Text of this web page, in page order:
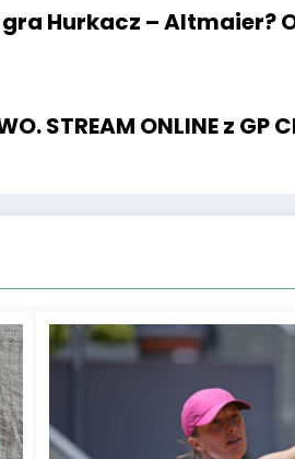
Hurkacz – Altmaier?
STREAM ONLINE z